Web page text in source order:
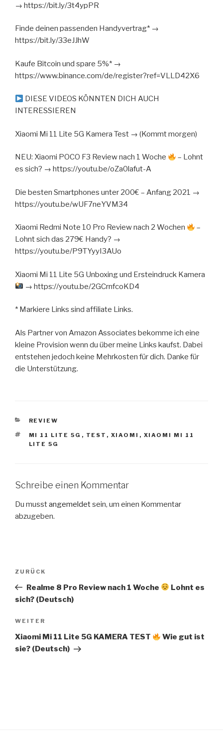
→ https://bit.ly/3t4ypPR
Finde deinen passenden Handyvertrag* →
https://bit.ly/33eJJhW
Kaufe Bitcoin und spare 5%* →
https://www.binance.com/de/register?ref=VLLD42X6
DIESE VIDEOS KÖNNTEN DICH AUCH
INTERESSIEREN
Xiaomi Mi 11 Lite 5G Kamera Test → (Kommt morgen)
NEU: Xiaomi POCO F3 Review nach 1 Woche
– Lohnt
es sich? → https://youtu.be/oZa0lafut-A
Die besten Smartphones unter 200€ – Anfang 2021 →
https://youtu.be/wUF7neYVM34
Xiaomi Redmi Note 10 Pro Review nach 2 Wochen
–
Lohnt sich das 279€ Handy? →
https://youtu.be/P9TYyyI3AUo
Xiaomi Mi 11 Lite 5G Unboxing und Ersteindruck Kamera
→ https://youtu.be/2GCrnfcoKD4
* Markiere Links sind affiliate Links.
Als Partner von Amazon Associates bekomme ich eine
kleine Provision wenn du über meine Links kaufst. Dabei
entstehen jedoch keine Mehrkosten für dich. Danke für
die Unterstützung.
KATEGORIEN
REVIEW
SCHLAGWÖRTER
MI 11 LITE 5G , TEST , XIAOMI , XIAOMI MI 11
LITE 5G
Schreibe einen Kommentar
Du musstangemeldetsein, um einen Kommentar
abzugeben.
Beitragsnavigation
Vorheriger
Beitrag
ZURÜCK
Realme 8 Pro Review nach 1 Woche
Lohnt es
sich? (Deutsch)
Nächster
Beitrag
WEITER
Xiaomi Mi 11 Lite 5G KAMERA TEST
Wie gut ist
sie? (Deutsch)